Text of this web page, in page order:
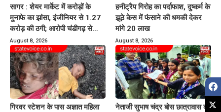
सागर : शेयर मार्केट में करोड़ों के
मुनाफे का झांसा, इंजीनियर से 1.27
करोड़ की ठगी; आरोपी चंडीगढ़ से
गिरफ्तार
August 8, 2026
हनीट्रैप गिरोह का पर्दाफाश, दुष्कर्म के
झूठे केस में फंसाने की धमकी देकर
मांगे 20 लाख
August 8, 2026
गिरवर स्टेशन के पास अज्ञात महिला
नेताजी सुभाष चंद्र बोस छात्रावास की